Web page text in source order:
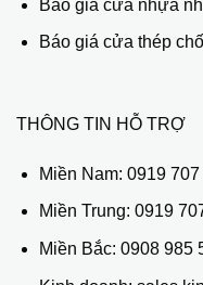
Báo giá cửa nhựa
Báo giá cửa thép
THÔNG TIN HỖ TRỢ
Miền Nam: 0919 707
Miền Trung: 0919
Miền Bắc: 0908 985